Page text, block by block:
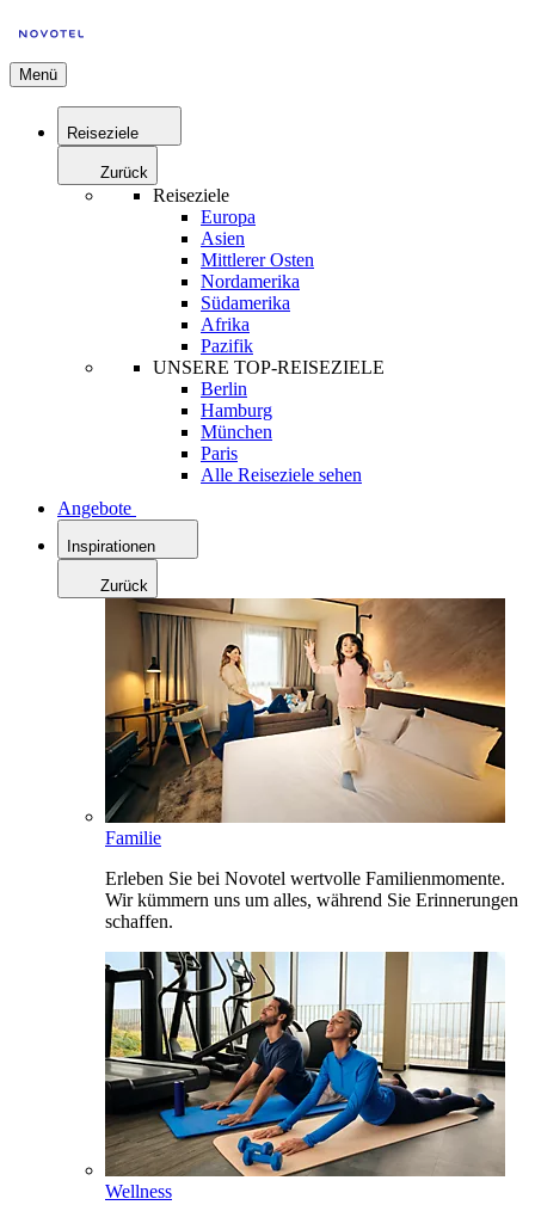
Menü
Reiseziele
Zurück
Reiseziele
Europa
Asien
Mittlerer Osten
Nordamerika
Südamerika
Afrika
Pazifik
UNSERE TOP-REISEZIELE
Berlin
Hamburg
München
Paris
Alle Reiseziele sehen
Angebote
Inspirationen
Zurück
Familie
Erleben Sie bei Novotel wertvolle Familienmomente.
Wir kümmern uns um alles, während Sie Erinnerungen
schaffen.
Wellness